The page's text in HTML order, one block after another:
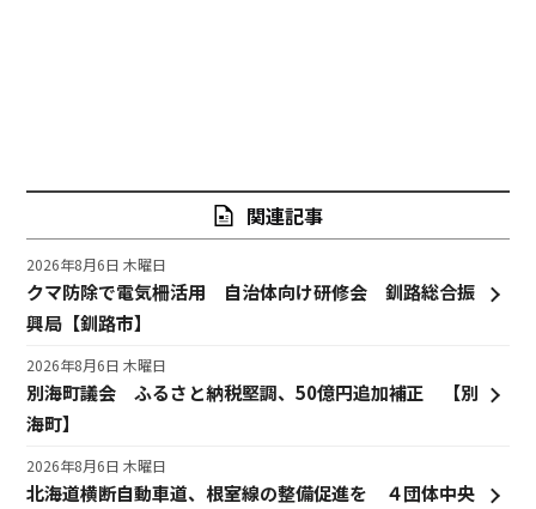
関連記事
クマ防除で電気柵活用 自治体向け研修会 釧路総合振
興局【釧路市】
2026年8月6日 木曜日
別海町議会 ふるさと納税堅調、50億円追加補正 【別
海町】
2026年8月6日 木曜日
北海道横断自動車道、根室線の整備促進を ４団体中央
2026年8月6日 木曜日